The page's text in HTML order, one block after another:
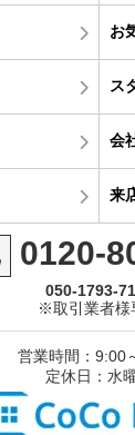
お
ス
会
来
0120-
050-1793-
※取引業者様
営業時間：9:00
定休日：水